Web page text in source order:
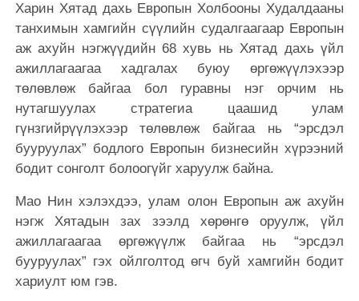
Харин Хятад дахь Европын Холбооны Худалдааны
танхимын хамгийн сүүлийн судалгаагаар Европын
аж ахуйн нэгжүүдийн 68 хувь нь Хятад дахь үйл
ажиллагаагаа хадгалах буюу өргөжүүлэхээр
төлөвлөж байгаа бол гуравны нэг орчим нь
нутагшуулах стратегиа цаашид улам
гүнзгийрүүлэхээр төлөвлөж байгаа нь “эрсдэл
бууруулах” бодлого Европын бизнесийн хүрээний
бодит сонголт болоогүйг харуулж байна.
Мао Нин хэлэхдээ, улам олон Европын аж ахуйн
нэгж Хятадын зах зээлд хөрөнгө оруулж, үйл
ажиллагаагаа өргөжүүлж байгаа нь “эрсдэл
бууруулах” гэх ойлголтод өгч буй хамгийн бодит
хариулт юм гэв.